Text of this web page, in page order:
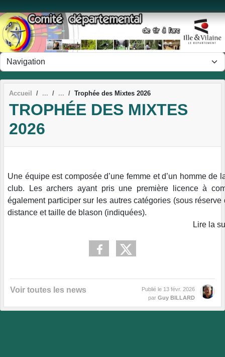
Accueil Trophée des Mixtes 2026
TROPHÉE DES MIXTES
2026
Une équipe est composée d’une femme et d’un homme de
club. Les archers ayant pris une première licence à
également participer sur les autres catégories (sous réserve
distance et taille de blason (indiquées).
Lire la
Voir toutes les news Publié le 13 févr. 2026
par Guy BILLARD